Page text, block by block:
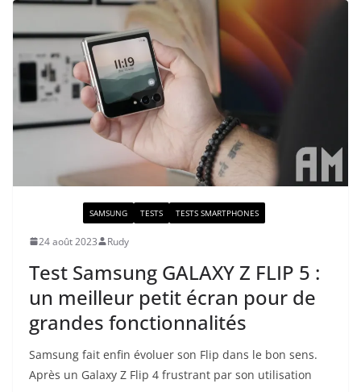
SAMSUNG TESTS TESTS SMARTPHONES
24 août 2023 Rudy
Test Samsung GALAXY Z FLIP 5 :
un meilleur petit écran pour de
grandes fonctionnalités
Samsung fait enfin évoluer son Flip dans le bon sens.
Après un Galaxy Z Flip 4 frustrant par son utilisation